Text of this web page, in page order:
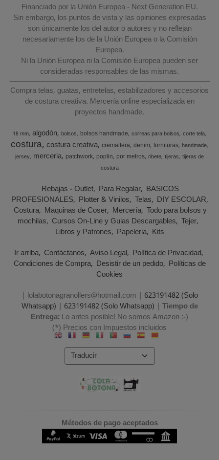
Financiado por la Unión Europea - Next Generation EU.
Sin embargo, los puntos de vista y las opiniones expresadas
son únicamente los del autor o autores y no reflejan
necesariamente los de la Unión Europea o la Comisión
Europea.
Ni la Unión Europea ni la Comisión Europea pueden ser
consideradas responsables de las mismas.
Compra telas, guatas, entretelas, estabilizadores y accesorios
de costura creativa. Mercería online especializada en
proyectos handmade.
18 mm algodón bolsos bolsos handmade correas para bolsos corte tela
costura costura creativa cremallera denim fornituras handmade
jersey merceria patchwork poplin por metros ribete tijeras tijeras de
costura
Rebajas - Outlet Para Regalar BASICOS
PROFESIONALES Plotter & Vinilos Telas DIY ESCOLAR
Costura Maquinas de Coser Mercería Todo para bolsos y
mochilas Cursos On-Line y Guias Descargables Tejer
Libros y Patrones Papeleria Kits
Ir arriba Contáctanos Aviso Legal Política de Privacidad
Condiciones de Compra Desistir de un pedido Políticas de
Cookies
| lolabotonagranollers@hotmail.com | 623191482 (Solo
Whatsapp) | 623191482 (Solo Whatsapp) | Tiempo de
Entrega:Lo antes posible! No somos Amazon :-)
(*) Precios con Impuestos incluidos
Métodos de pago aceptados